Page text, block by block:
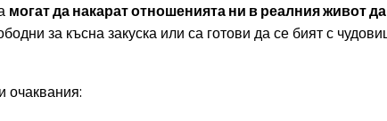
могат да накарат отношенията ни в реалния живот
за късна закуска или са готови да се бият с
очаквания: